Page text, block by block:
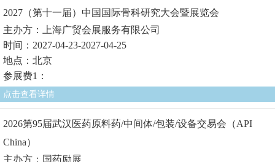
2027（第十一届）中国国际骨科研究大会暨展览会
主办方：上海广贸会展服务有限公司
时间：2027-04-23-2027-04-25
地点：北京
参展费1：
点击查看详情
2026第95届武汉医药原料药/中间体/包装/设备交易会（API
China）
主办方：国药励展